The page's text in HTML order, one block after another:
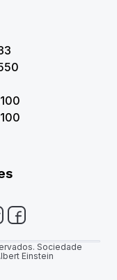
Sociedade
Einstein